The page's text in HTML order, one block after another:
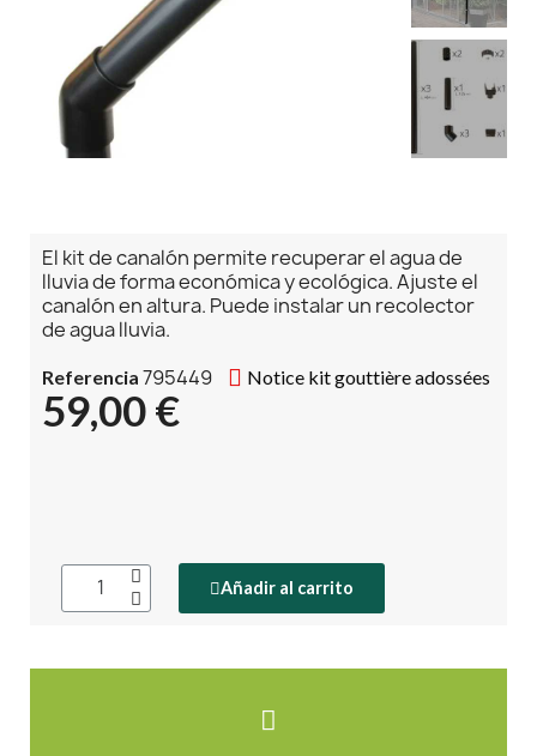
El kit de canalón permite recuperar el agua de
lluvia de forma económica y ecológica. Ajuste el
canalón en altura. Puede instalar un recolector
de agua lluvia.
Referencia 795449 Notice kit gouttière adossées
59,00 €
Añadir al carrito